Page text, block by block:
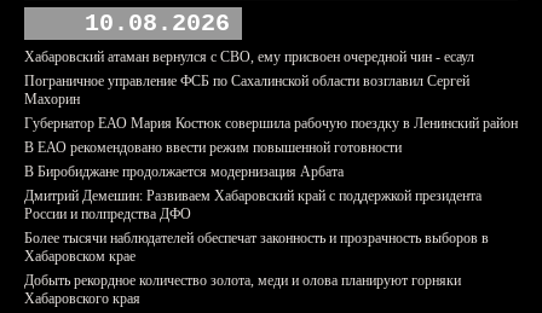
10.08.2026
Хабаровский атаман вернулся с СВО, ему присвоен очередной чин - есаул
Пограничное управление ФСБ по Сахалинской области возглавил Сергей
Махорин
Губернатор ЕАО Мария Костюк совершила рабочую поездку в Ленинский район
В ЕАО рекомендовано ввести режим повышенной готовности
В Биробиджане продолжается модернизация Арбата
Дмитрий Демешин: Развиваем Хабаровский край с поддержкой президента
России и полпредства ДФО
Более тысячи наблюдателей обеспечат законность и прозрачность выборов в
Хабаровском крае
Добыть рекордное количество золота, меди и олова планируют горняки
Хабаровского края